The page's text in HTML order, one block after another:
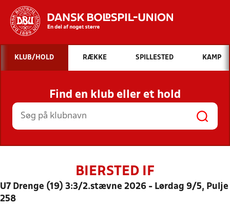
Hvad vil du søge efter?
INDHOLD OG NYHEDER
STILLINGER, RESULTATER, KLUBBER OG
HOLD
KLUB/HOLD RÆKKE SPILLESTED KAMP
Find en klub eller et hold
BIERSTED IF
U7 Drenge (19) 3:3/2.stævne 2026 - Lørdag 9/5, Pulje
258